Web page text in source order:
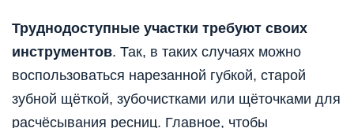
Труднодоступные участки требуют своих
инструментов. Так, в таких случаях можно
воспользоваться нарезанной губкой, старой
зубной щёткой, зубочистками или щёточками для
расчёсывания ресниц. Главное, чтобы